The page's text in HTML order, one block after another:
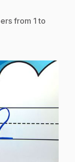
from 1 to